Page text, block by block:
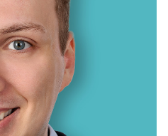
UND GESUNDHEIT
KLIMASCHUTZ, MOBILITÄT